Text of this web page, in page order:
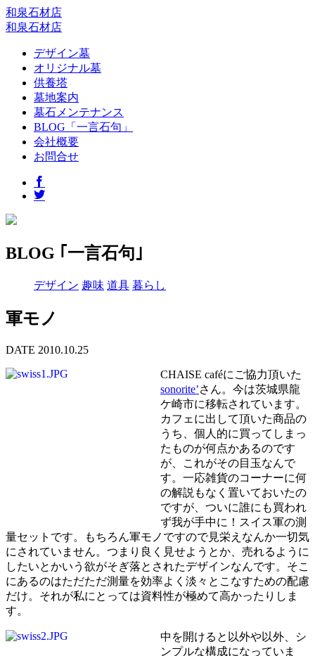
和泉石材店
和泉石材店
デザイン墓
オリジナル墓
供養塔
墓地案内
墓石メンテナンス
BLOG「一言石句」
会社概要
お問合せ
BLOG ｢一言石句｣
デザイン 趣味 道具 暮らし
軍モノ
DATE 2010.10.25
CHAISE caféにご協力頂いた
sonorite’さん。今は茨城県龍
ケ崎市に移転されています。
カフェに出して頂いた商品の
うち、個人的に買ってしまっ
たものが何点かあるのです
が、これがその目玉なんで
す。一応雑貨のコーナーに何
の解説もなく置いておいたの
ですが、ついに誰にも買われ
ず我が手中に！スイス軍の測
量セットです。もちろん軍モノですので見栄えなんか一切気
にされていません。つまり良く見せようとか、売れるように
したいとかいう欲がそぎ落とされたデザインなんです。そこ
にあるのはただただ測量を効率よく淡々とこなすための配慮
だけ。それが私にとっては資料性が極めて高かったりしま
す。
中を開けると以外や以外、シ
ンプルな構成になっていま